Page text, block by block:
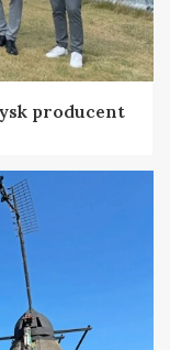
producent